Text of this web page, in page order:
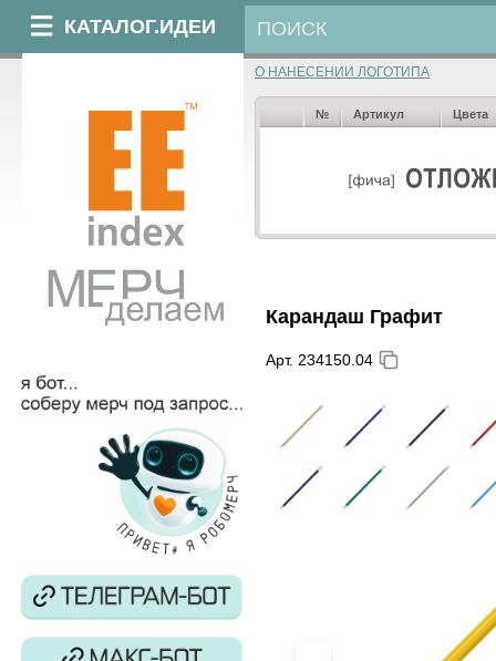
КАТАЛОГ.ИДЕИ
О НАНЕСЕНИИ ЛОГОТИПА
№ Артикул Цвета
Карандаш Графит
Арт. 234150.04